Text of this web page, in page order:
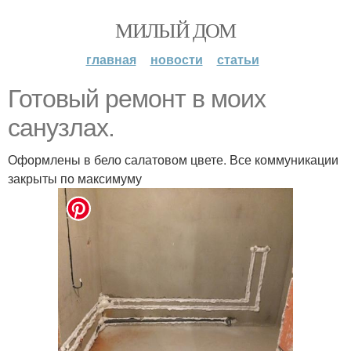
МИЛЫЙ ДОМ
главная новости статьи
Готовый ремонт в моих
санузлах.
Оформлены в бело салатовом цвете. Все коммуникации
закрыты по максимуму